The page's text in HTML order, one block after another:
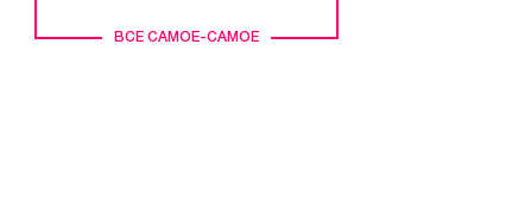
ВСЕ САМОЕ-САМОЕ